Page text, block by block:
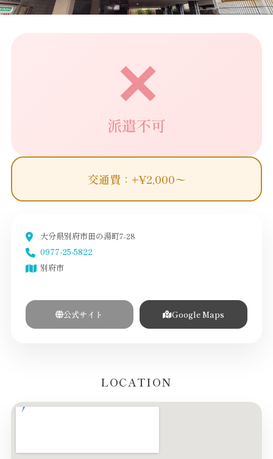
✕
派遣不可
交通費：+¥2,000〜
大分県別府市田の湯町7-28
0977-25-5822
別府市
公式サイト Google Maps
LOCATION